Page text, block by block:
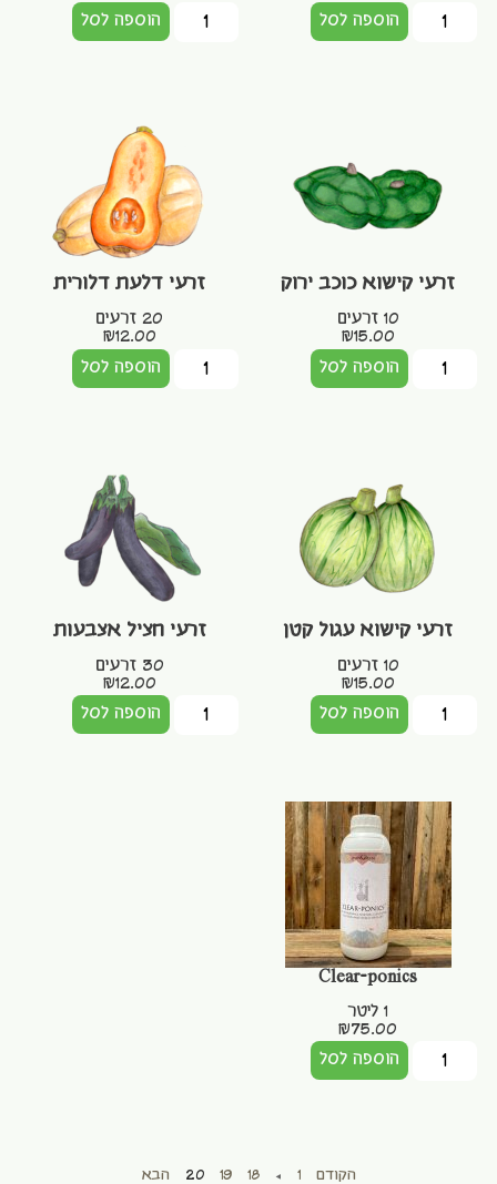
הוספה לסל
הוספה לסל
זרעי קישוא כוכב ירוק
10 זרעים
₪15.00
הוספה לסל
זרעי דלעת דלורית
20 זרעים
₪12.00
הוספה לסל
זרעי קישוא עגול קטן
10 זרעים
₪15.00
הוספה לסל
זרעי חציל אצבעות
30 זרעים
₪12.00
הוספה לסל
Clear-ponics
1 ליטר
₪75.00
הוספה לסל
הקודם 1
…
18
19
20 הבא